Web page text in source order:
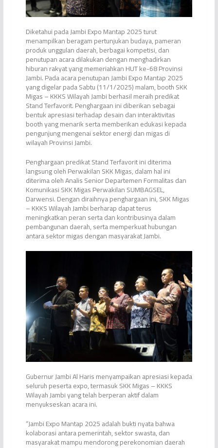
Diketahui pada Jambi Expo Mantap 2025 turut
menampilkan beragam pertunjukan budaya, pameran
produk unggulan daerah, berbagai kompetisi, dan
penutupan acara dilakukan dengan menghadirkan
hiburan rakyat yang memeriahkan HUT ke-68 Provinsi
Jambi. Pada acara penutupan Jambi Expo Mantap 2025
yang digelar pada Sabtu (11/1/2025) malam, booth SKK
Migas – KKKS Wilayah Jambi berhasil meraih predikat
Stand Terfavorit. Penghargaan ini diberikan sebagai
bentuk apresiasi terhadap desain dan interaktivitas
booth yang menarik serta memberikan edukasi kepada
pengunjung mengenai sektor energi dan migas di
wilayah Provinsi Jambi.
Penghargaan predikat Stand Terfavorit ini diterima
langsung oleh Perwakilan SKK Migas, dalam hal ini
diterima oleh Analis Senior Departemen Formalitas dan
Komunikasi SKK Migas Perwakilan SUMBAGSEL,
Darwensi. Dengan diraihnya penghargaan ini, SKK Migas
– KKKS Wilayah Jambi berharap dapat terus
meningkatkan peran serta dan kontribusinya dalam
pembangunan daerah, serta memperkuat hubungan
antara sektor migas dengan masyarakat Jambi.
Gubernur Jambi Al Haris menyampaikan apresiasi kepada
seluruh peserta expo, termasuk SKK Migas – KKKS
Wilayah Jambi yang telah berperan aktif dalam
menyukseskan acara ini.
“Jambi Expo Mantap 2025 adalah bukti nyata bahwa
kolaborasi antara pemerintah, sektor swasta, dan
masyarakat mampu mendorong perekonomian daerah